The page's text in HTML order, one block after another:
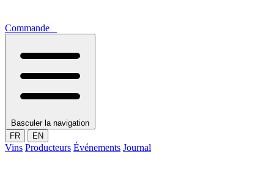
Commande
Basculer la navigation
FR
EN
Vins Producteurs Événements Journal